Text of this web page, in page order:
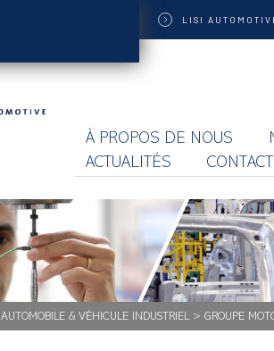
LISI
À PROPOS DE NOUS
ACTUALITÉS
CONTACT
AUTOMOBILE & VÉHICULE INDUSTRIEL> GROUPE